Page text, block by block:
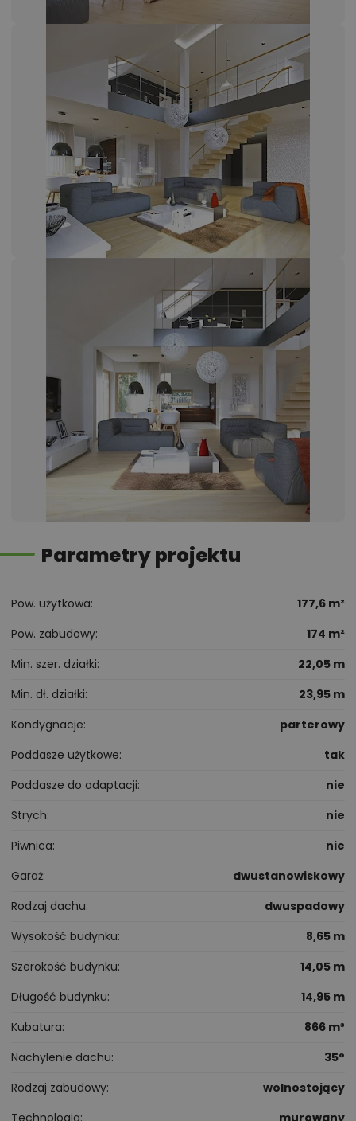
Parametry projektu
Pow. użytkowa
177,6 m²
Pow. zabudowy
174 m²
Min. szer. działki
22,05 m
Min. dł. działki
23,95 m
Kondygnacje
parterowy
Poddasze użytkowe
tak
Poddasze do adaptacji
nie
Strych
nie
Piwnica
nie
Garaż
dwustanowiskowy
Rodzaj dachu
dwuspadowy
Wysokość budynku
8,65 m
Szerokość budynku
14,05 m
Długość budynku
14,95 m
Kubatura
866 m³
Nachylenie dachu
35°
Rodzaj zabudowy
wolnostojący
Technologia
murowany